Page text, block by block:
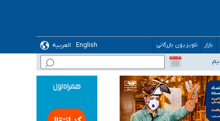
بازار تلویزیون بازرگانی English
العربیه